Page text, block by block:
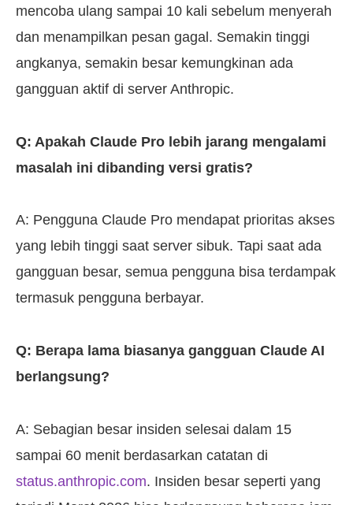
mencoba ulang sampai 10 kali sebelum menyerah
dan menampilkan pesan gagal. Semakin tinggi
angkanya, semakin besar kemungkinan ada
gangguan aktif di server Anthropic.
Q: Apakah Claude Pro lebih jarang mengalami
masalah ini dibanding versi gratis?
A: Pengguna Claude Pro mendapat prioritas akses
yang lebih tinggi saat server sibuk. Tapi saat ada
gangguan besar, semua pengguna bisa terdampak
termasuk pengguna berbayar.
Q: Berapa lama biasanya gangguan Claude AI
berlangsung?
A: Sebagian besar insiden selesai dalam 15
sampai 60 menit berdasarkan catatan di
status.anthropic.com. Insiden besar seperti yang